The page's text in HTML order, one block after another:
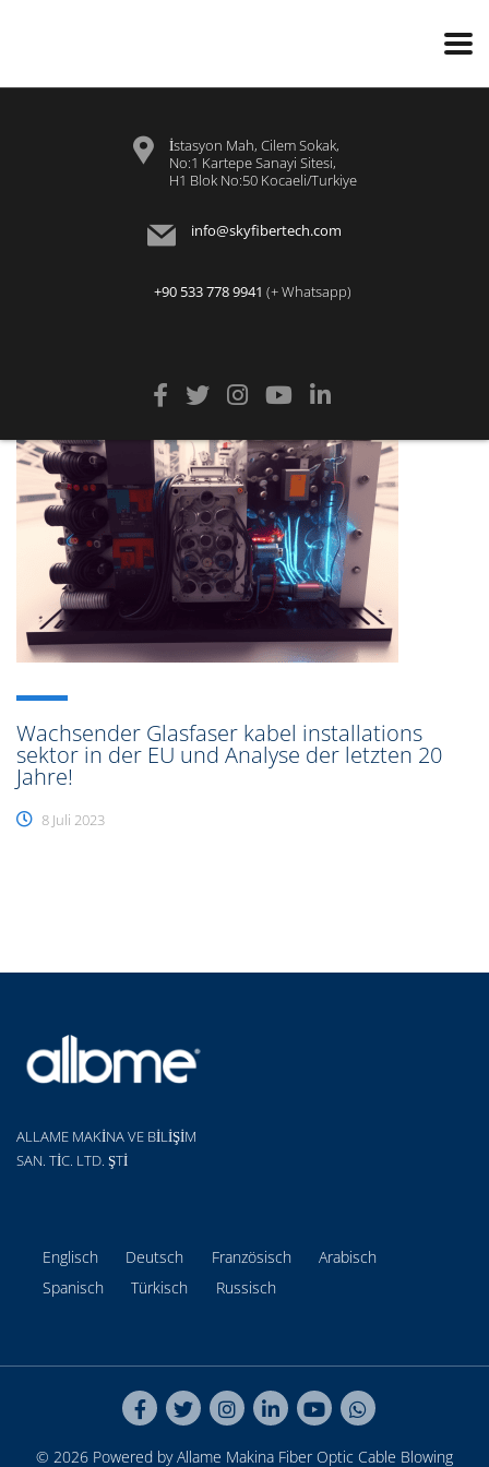
İstasyon Mah, Cilem Sokak,
No:1 Kartepe Sanayi Sitesi,
H1 Blok No:50 Kocaeli/Turkiye
info@skyfibertech.com
+90 533 778 9941 (+ Whatsapp)
Wachsender Glasfaser kabel installations
sektor in der EU und Analyse der letzten 20
Jahre!
8 Juli 2023
ALLAME MAKİNA VE BİLİŞİM
SAN. TİC. LTD. ŞTİ
Englisch Deutsch Französisch
Arabisch
Spanisch
Türkisch Russisch
© 2026 Powered by Allame Makina Fiber Optic Cable Blowing